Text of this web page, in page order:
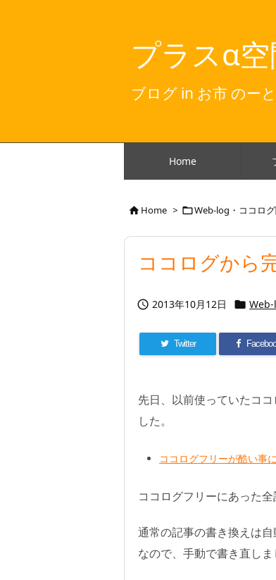
プラスα空
ブログ in お市 のーと
Home
Home > Web-log・ココロ
ココログから
 2013年10月12日  Web-
Twitter
先日、以前使っていたコ
した。
ココログフリーが酷い事
ココログフリーにあった
通常の記事の書き換えは
なので、手動で書き直しま